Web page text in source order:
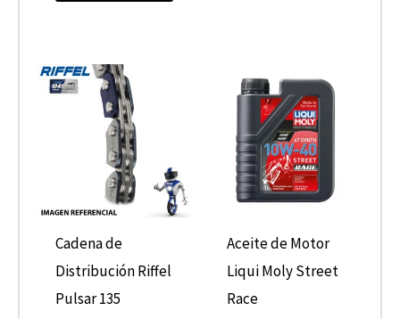
Cadena de
Distribución Riffel
Pulsar 135
Aceite de Motor
Liqui Moly Street
Race
de